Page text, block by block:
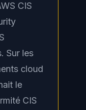
CIS
Sur les
cloud
le
CIS